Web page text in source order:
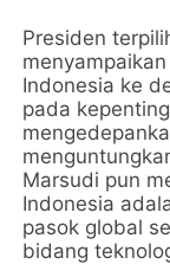
Presiden
Indonesia ke
pada
Marsudi pun
Indonesia
pasok global
bidang